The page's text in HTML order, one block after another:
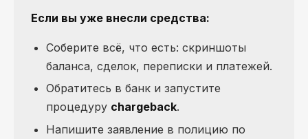
Если вы уже внесли средства:
Соберите всё, что есть: скриншоты
баланса, сделок, переписки и платежей.
Обратитесь в банк и запустите
процедуру chargeback.
Напишите заявление в полицию по